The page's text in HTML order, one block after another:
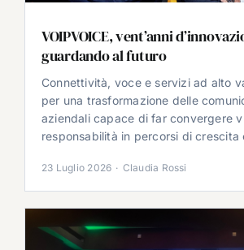
VOIPVOICE, vent’anni
guardando al futuro
Connettività, voce e servizi ad alto
per una trasformazione delle
aziendali capace di far convergere
responsabilità in percorsi di crescita
23 Luglio 2026 · Claudia Rossi